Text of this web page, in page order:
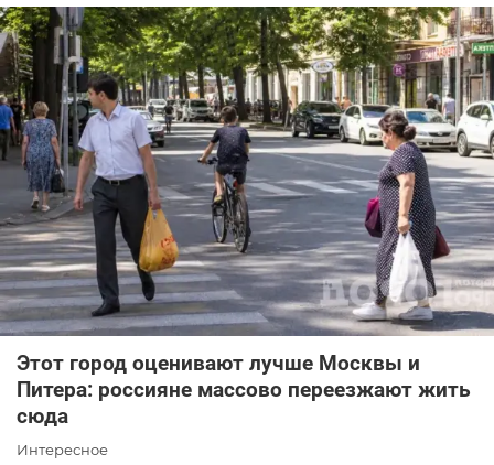
Этот город оценивают лучше Москвы и
Питера: россияне массово переезжают жить
сюда
Интересное